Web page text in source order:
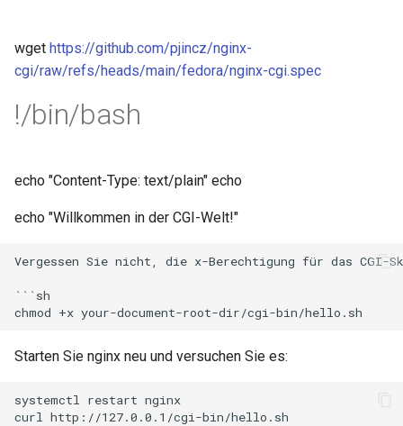
redis-connector
redis-ratelimit
redis
router
wget https://github.com/pjincz/nginx-
cgi/raw/refs/heads/main/fedora/nginx-cgi.spec
!/bin/bash
echo "Content-Type: text/plain" echo
echo "Willkommen in der CGI-Welt!"
Vergessen Sie nicht, die x-Berechtigung für das CGI-
```sh
Starten Sie nginx neu und versuchen Sie es:
systemctl restart nginx
curl